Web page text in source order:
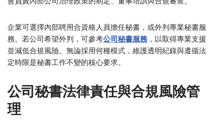
企業可選擇內部聘用合資格人員擔任秘書，或外判專業秘書服
務。若公司希望外判，可參考公司秘書服務 ，以取得專業支援
並減低合規風險。無論採用何種模式，維護透明紀錄與遵循法
定時限是秘書工作不變的核心要求。
公司秘書法律責任與合規風險管
理